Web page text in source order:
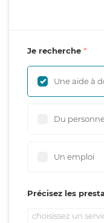
Je recherche
Une aide à
Du
Un emploi
Précisez les
choisissez un